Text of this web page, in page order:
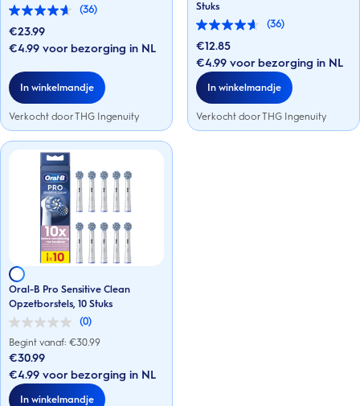
(36)
4.6
van
5
36
beoordelingen
€23.99
€4.99 voor bezorging in NL
In winkelmandje
Verkocht door THG Ingenuity
Stuks
(36)
4.6
van
5
sterren.
36
beoordelingen
€12.85
€4.99 voor bezorging in NL
In winkelmandje
Verkocht door THG Ingenuity
Oral-B Pro Sensitive Clean
Opzetborstels, 10 Stuks
(0)
0.0
van
de
5
sterren.
Begint vanaf: €30.99
€30.99
€4.99 voor bezorging in NL
In winkelmandje